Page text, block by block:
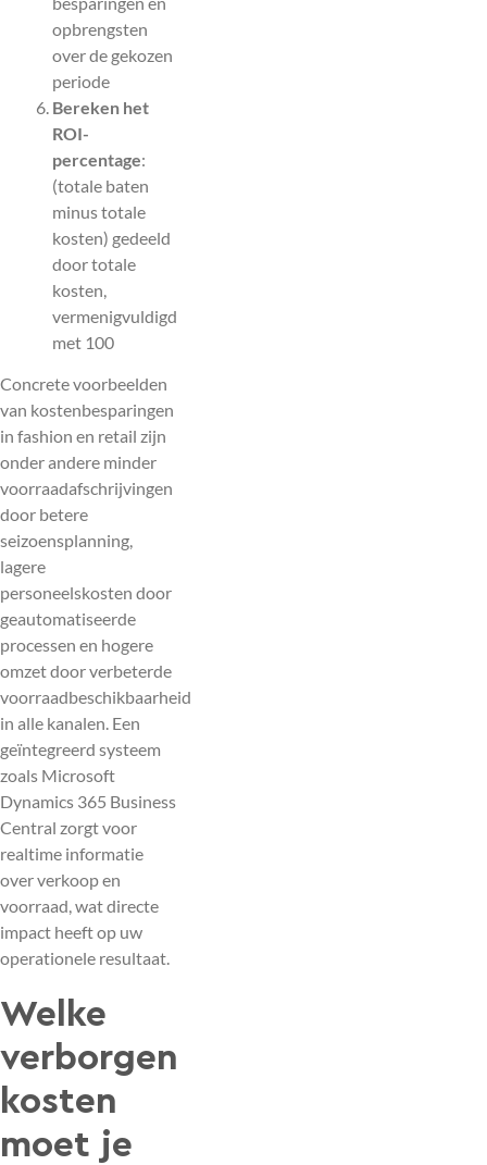
opbrengsten
over de gekozen
periode
Bereken het
ROI-
percentage:
(totale baten
minus totale
kosten) gedeeld
door totale
kosten,
vermenigvuldigd
met 100
Concrete voorbeelden
van kostenbesparingen
in fashion en retail zijn
onder andere minder
voorraadafschrijvingen
door betere
seizoensplanning,
lagere
personeelskosten door
geautomatiseerde
processen en hogere
omzet door verbeterde
voorraadbeschikbaarheid
in alle kanalen. Een
geïntegreerd systeem
zoals Microsoft
Dynamics 365 Business
Central zorgt voor
realtime informatie
over verkoop en
voorraad, wat directe
impact heeft op uw
operationele resultaat.
Welke
verborgen
kosten
moet je